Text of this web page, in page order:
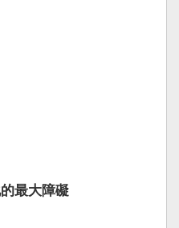
最大障礙